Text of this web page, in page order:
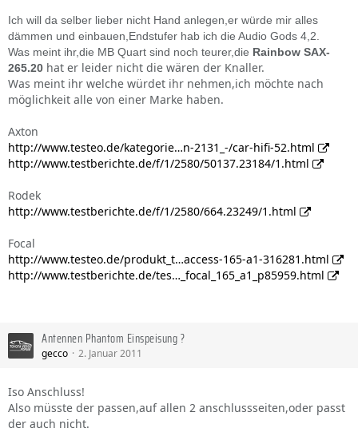
Ich will da selber lieber nicht Hand anlegen,er würde mir alles
dämmen und einbauen,Endstufer hab ich die Audio Gods 4,2.
Was meint ihr,die MB Quart sind noch teurer,die Rainbow SAX-
265.20 hat er leider nicht die wären der Knaller.
Was meint ihr welche würdet ihr nehmen,ich möchte nach
möglichkeit alle von einer Marke haben.
Axton
http://www.testeo.de/kategorie…n-2131_-/car-hifi-52.html
http://www.testberichte.de/f/1/2580/50137.23184/1.html
Rodek
http://www.testberichte.de/f/1/2580/664.23249/1.html
Focal
http://www.testeo.de/produkt_t…access-165-a1-316281.html
http://www.testberichte.de/tes…_focal_165_a1_p85959.html
Antennen Phantom Einspeisung ?
gecco 2. Januar 2011
Iso Anschluss!
Also müsste der passen,auf allen 2 anschlussseiten,oder passt
der auch nicht.